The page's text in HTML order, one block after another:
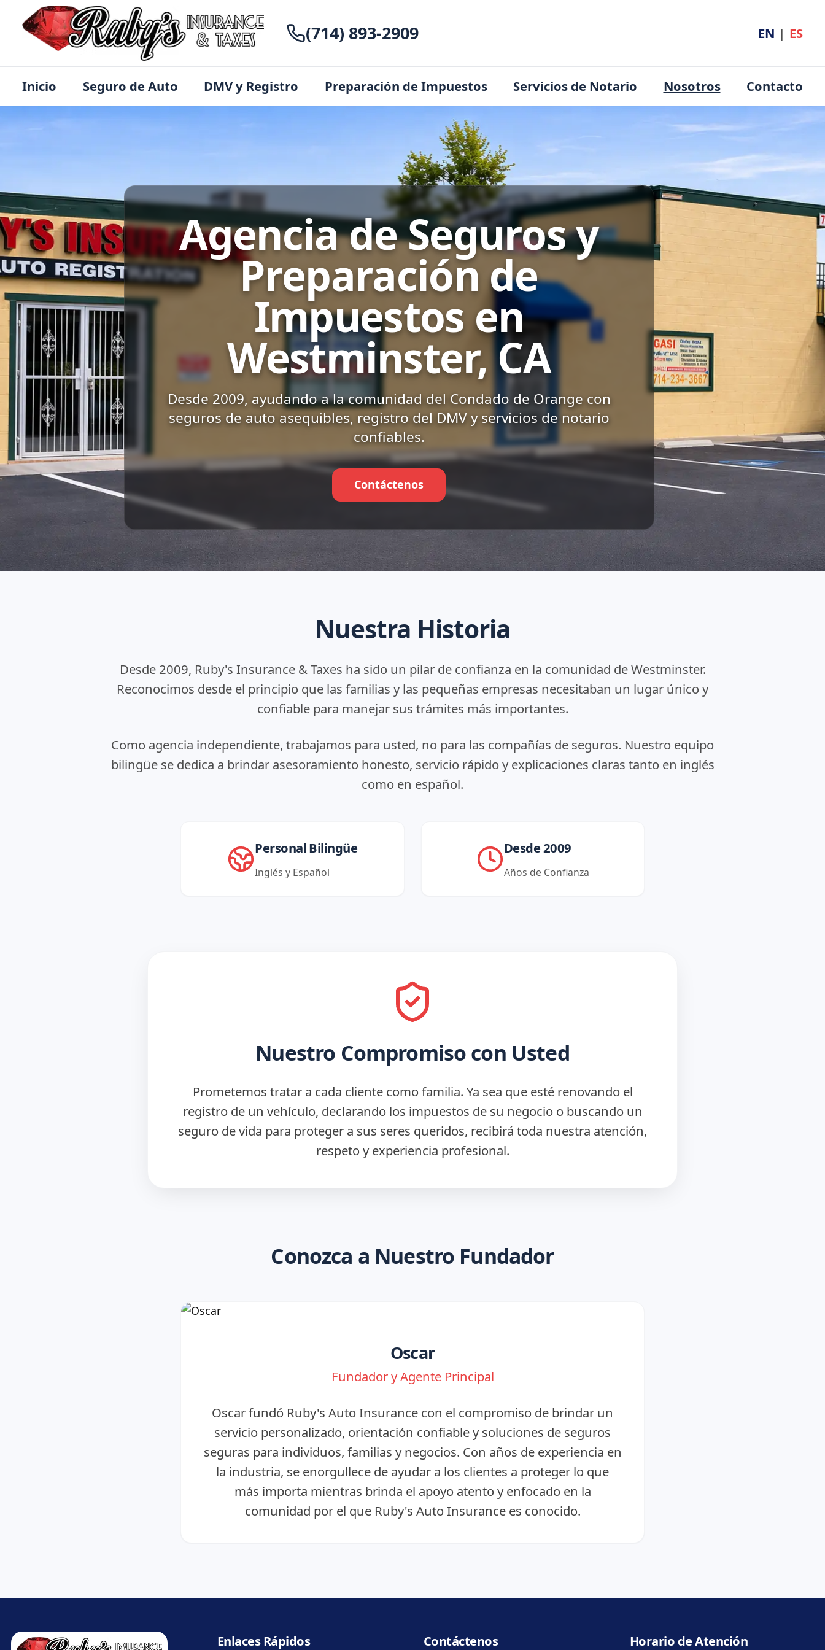
(714) 893-2909 EN | ES
Inicio Seguro de Auto DMV y Registro Preparación de Impuestos Servicios de Notario Nosotros Contacto
Agencia de Seguros y
Preparación de
Impuestos en
Westminster, CA
Desde 2009, ayudando a la comunidad del Condado de Orange con
seguros de auto asequibles, registro del DMV y servicios de notario
confiables.
Contáctenos
Nuestra Historia
Desde 2009, Ruby's Insurance & Taxes ha sido un pilar de confianza en la comunidad de Westminster.
Reconocimos desde el principio que las familias y las pequeñas empresas necesitaban un lugar único y
confiable para manejar sus trámites más importantes.
Como agencia independiente, trabajamos para usted, no para las compañías de seguros. Nuestro equipo
bilingüe se dedica a brindar asesoramiento honesto, servicio rápido y explicaciones claras tanto en inglés
como en español.
Personal Bilingüe
Inglés y Español
Desde 2009
Años de Confianza
Nuestro Compromiso con Usted
Prometemos tratar a cada cliente como familia. Ya sea que esté renovando el
registro de un vehículo, declarando los impuestos de su negocio o buscando un
seguro de vida para proteger a sus seres queridos, recibirá toda nuestra atención,
respeto y experiencia profesional.
Conozca a Nuestro Fundador
Oscar
Fundador y Agente Principal
Oscar fundó Ruby's Auto Insurance con el compromiso de brindar un
servicio personalizado, orientación confiable y soluciones de seguros
seguras para individuos, familias y negocios. Con años de experiencia en
la industria, se enorgullece de ayudar a los clientes a proteger lo que
más importa mientras brinda el apoyo atento y enfocado en la
comunidad por el que Ruby's Auto Insurance es conocido.
Enlaces Rápidos Contáctenos Horario de Atención